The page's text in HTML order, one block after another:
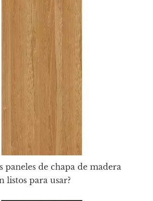
paneles de chapa de madera
listos para usar?